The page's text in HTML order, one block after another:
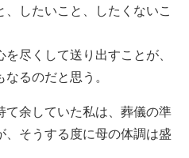
したいこと、したくないこ
尽くして送り出すことが、
るのだと思う。
余していた私は、葬儀の準
そうする度に母の体調は盛